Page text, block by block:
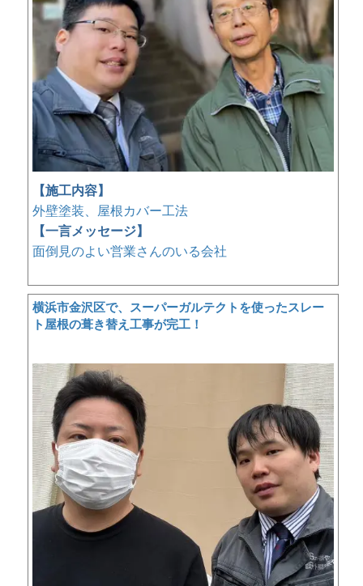
【施工内容】
外壁塗装、屋根カバー工法
【一言メッセージ】
面倒見のよい営業さんのいる会社
横浜市金沢区で、スーパーガルテクトを使ったスレー
ト屋根の葺き替え工事が完工！